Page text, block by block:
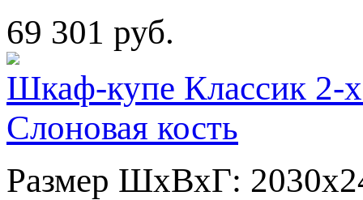
69 301 руб.
Шкаф-купе Классик 2-
Слоновая кость
Размер ШхВхГ: